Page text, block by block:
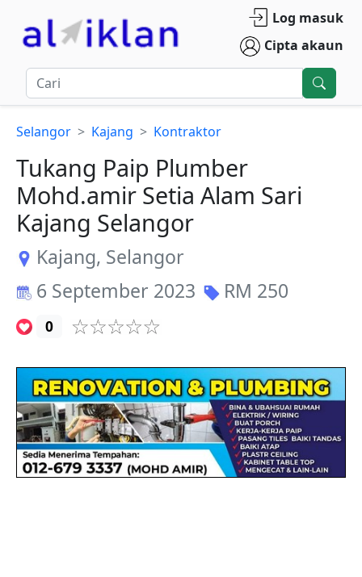
Log masuk
Cipta akaun
Selangor Kajang Kontraktor
Tukang Paip Plumber
Mohd.amir Setia Alam Sari
Kajang Selangor
Kajang, Selangor
6 September 2023
RM 250
0